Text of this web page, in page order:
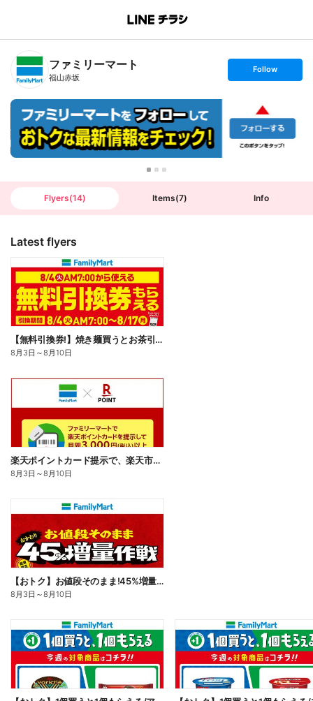
B
n
T
ファミリーマート
福山赤坂
s
t
w
Follow
Flyers(14) Items(7) Info
Latest flyers
【無料引換券!】焼き麺買うとお茶引換券貰える!
8月3日 ～8月10日
楽天ポイントカード提示で、楽天市場でのお買い物がおトクに!
8月3日 ～8月10日
【おトク】お値段そのまま!45%増量作戦!
8月3日 ～8月10日